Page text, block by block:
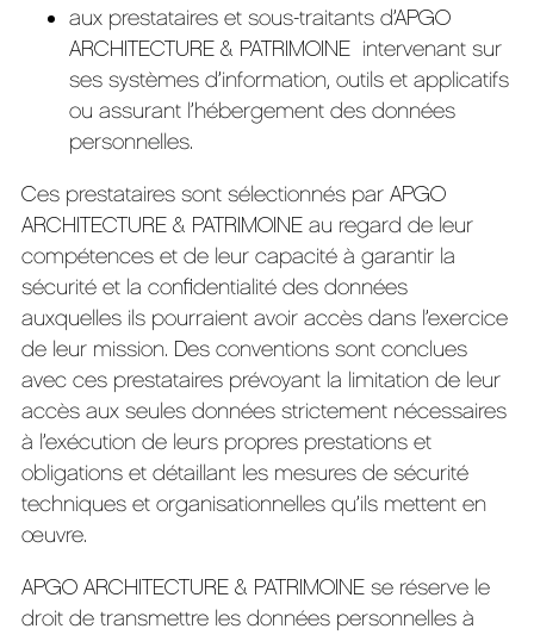
aux prestataires et sous-traitants d’APGO
ARCHITECTURE & PATRIMOINE intervenant sur
ses systèmes d’information, outils et applicatifs
ou assurant l’hébergement des données
personnelles.
Ces prestataires sont sélectionnés par APGO
ARCHITECTURE & PATRIMOINE au regard de leur
compétences et de leur capacité à garantir la
sécurité et la confidentialité des données
auxquelles ils pourraient avoir accès dans l’exercice
de leur mission. Des conventions sont conclues
avec ces prestataires prévoyant la limitation de leur
accès aux seules données strictement nécessaires
à l’exécution de leurs propres prestations et
obligations et détaillant les mesures de sécurité
techniques et organisationnelles qu’ils mettent en
œuvre.
APGO ARCHITECTURE & PATRIMOINE se réserve le
droit de transmettre les données personnelles à